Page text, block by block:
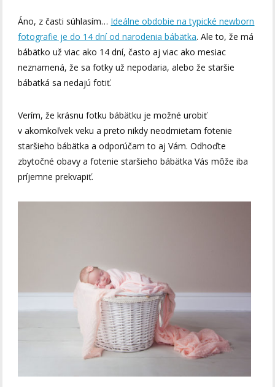
Áno, z časti súhlasím… Ideálne obdobie na typické newborn
fotografie je do 14 dní od narodenia bábätka. Ale to, že má
bábätko už viac ako 14 dní, často aj viac ako mesiac
neznamená, že sa fotky už nepodaria, alebo že staršie
bábätká sa nedajú fotiť.
Verím, že krásnu fotku bábätku je možné urobiť
v akomkoľvek veku a preto nikdy neodmietam fotenie
staršieho bábätka a odporúčam to aj Vám. Odhoďte
zbytočné obavy a fotenie staršieho bábätka Vás môže iba
príjemne prekvapiť.